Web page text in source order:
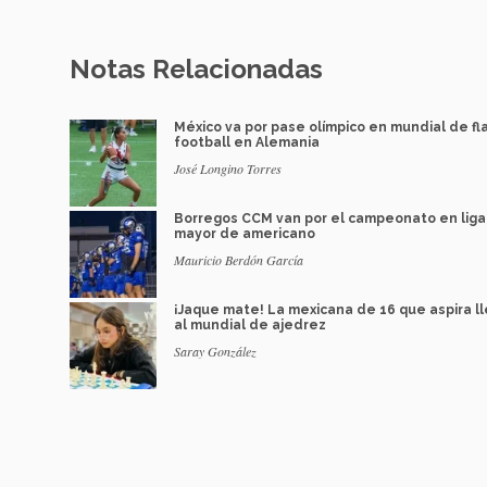
Notas Relacionadas
México va por pase olímpico en mundial de
football en Alemania
José Longino Torres
Borregos CCM van por el campeonato en liga
mayor de americano
Mauricio Berdón García
¡Jaque mate! La mexicana de 16 que aspira
al mundial de ajedrez
Saray González